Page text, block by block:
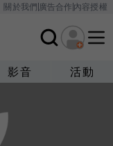
關於我們廣告合作內容授權
影音 活動